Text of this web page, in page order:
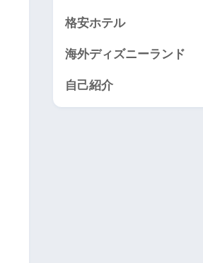
格安ホテル
海外ディズニーランド
自己紹介